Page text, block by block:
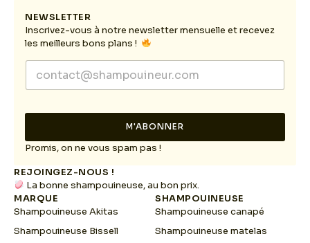
NEWSLETTER
Inscrivez-vous à notre newsletter mensuelle et recevez
les meilleurs bons plans !
a
l
E
m
a
i
E
a
l
M'ABONNER
Promis, on ne vous spam pas !
REJOINGEZ-NOUS !
La bonne shampouineuse, au bon prix.
MARQUE
Shampouineuse Akitas
Shampouineuse Bissell
SHAMPOUINEUSE
Shampouineuse canapé
Shampouineuse matelas